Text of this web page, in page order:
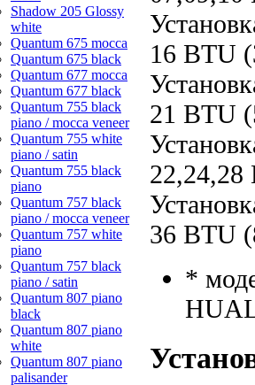
Shadow 205 Glossy
white
Quantum 675 mocca
Quantum 675 black
Quantum 677 mocca
Quantum 677 black
Quantum 755 black
piano / mocca veneer
Quantum 755 white
piano / satin
Quantum 755 black
piano
Quantum 757 black
piano / mocca veneer
Quantum 757 white
piano
Quantum 757 black
piano / satin
Quantum 807 piano
black
Quantum 807 piano
white
Quantum 807 piano
palisander
16 BTU
21 BTU
36 BTU
*